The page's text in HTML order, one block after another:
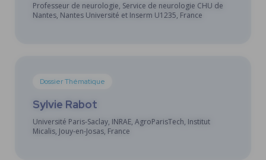
Professeur de neurologie, Service de neurologie CHU de
Nantes, Nantes Université et Inserm U1235, France
Dossier Thématique
Sylvie Rabot
Université Paris-Saclay, INRAE, AgroParisTech, Institut
Micalis, Jouy-en-Josas, France